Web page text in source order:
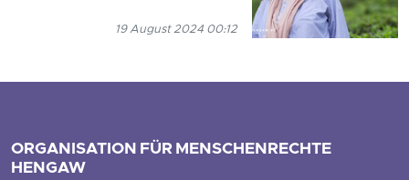
19 August 2024 00:12
ORGANISATION FÜR MENSCHENRECHTE
HENGAW